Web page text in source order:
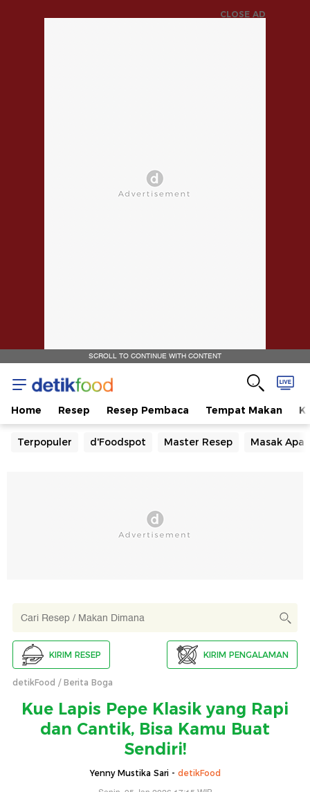
CLOSE AD
SCROLL TO CONTINUE WITH CONTENT
Home Resep Resep Pembaca Tempat Makan
Terpopuler d'Foodspot Master Resep Masak Apa
KIRIM RESEP KIRIM PENGALAMAN
detikFood Berita Boga
Kue Lapis Pepe Klasik yang Rapi
dan Cantik, Bisa Kamu Buat
Sendiri!
Yenny Mustika Sari - detikFood